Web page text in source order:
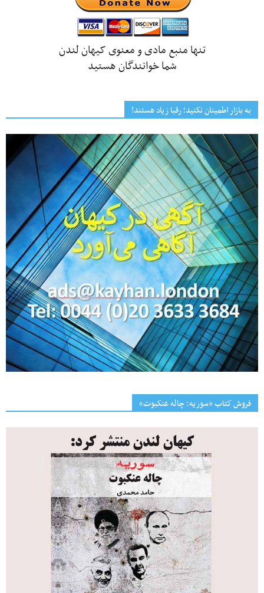
تنها منبع مادی و معنوی کیهان لندن
شما خوانندگان هستید
به بازار اطمینان نکنید؛ رقبا زیاد هستند!
فروش کتاب «سوریه: چاله عنکبوت»